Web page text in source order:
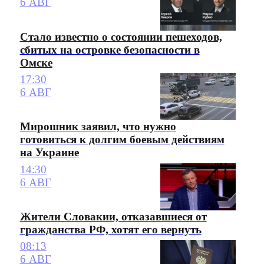
Стало известно о состоянии пешеходов,
сбитых на островке безопасности в
Омске
17:30
6 АВГ
Мирошник заявил, что нужно
готовиться к долгим боевым действиям
на Украине
14:30
6 АВГ
Жители Словакии, отказавшиеся от
гражданства РФ, хотят его вернуть
08:13
6 АВГ